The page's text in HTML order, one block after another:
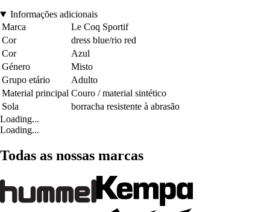
Informações adicionais
Marca
Le Coq Sportif
Cor
dress blue/rio red
Cor
Azul
Género
Misto
Grupo etário
Adulto
Material principal Couro / material sintético
Sola
borracha resistente à abrasão
Loading...
Loading...
Todas as nossas marcas